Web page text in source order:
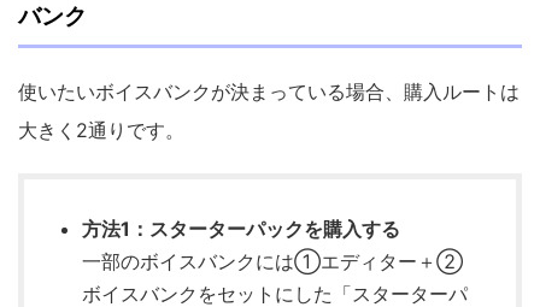
バンク
使いたいボイスバンクが決まっている場合、購入ルートは
大きく2通りです。
方法1：スターターパックを購入する
一部のボイスバンクには①エディター＋②
ボイスバンクをセットにした「スターターパ